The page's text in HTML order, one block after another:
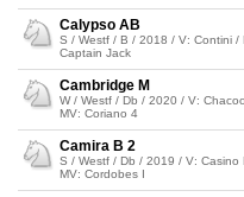
Calypso AB
S / Westf / B / 2018 / V: Contini /
Captain Jack
Cambridge M
W / Westf / Db / 2020 / V:
MV: Coriano 4
Camira B 2
S / Westf / Db / 2019 / V: Casino
MV: Cordobes I